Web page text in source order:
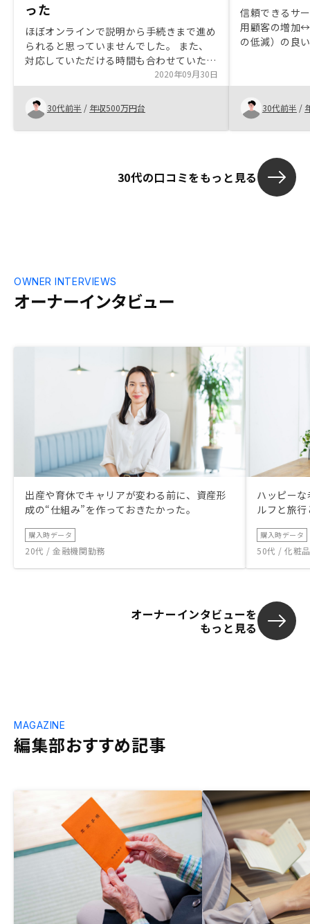
った
ほぼオンラインで説明から手続きまで進め
られると思っていませんでした。 また、
対応していただける時間も合わせていただ
き、 時間の制約が多い中でもはじめやす
かったです。 正直なところ初めは話だけ
聞くつもりでしたが、 担当の方といろい
ろな話をしながら、 不動産投資のメリッ
トデメリット、 さらにはRENOSYの強み
でよかったです。オーナー用の物件確認が
2020年09月30日
30代前半 / 年収500万円台
信頼できるサ
用顧客の増加
の低減）の良
30代前半 /
30代の口コミをもっと見る
オーナーインタビュー
OWNER INTERVIEWS
出産や育休でキャリアが変わる前に、資産形
成の“仕組み”を作っておきたかった。
購入時データ
20代 / 金融機関勤務
ハッピー
ルフと旅
購入時データ
50代 / 化粧
オーナーインタビューを
もっと見る
編集部おすすめ記事
MAGAZINE